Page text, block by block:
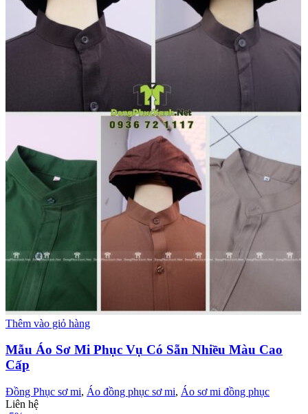
Thêm vào giỏ hàng
Mẫu Áo Sơ Mi Phục Vụ Có Sẵn Nhiều Màu Cao
Cấp
Đồng Phục sơ mi, Áo đồng phục sơ mi, Áo sơ mi đồng phục
Liên hệ